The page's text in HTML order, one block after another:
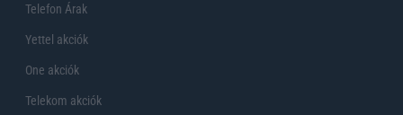
Telefon Árak
Yettel akciók
One akciók
Telekom akciók